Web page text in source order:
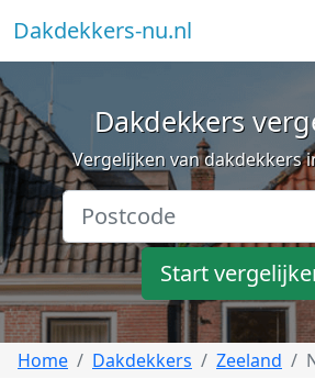
Dakdekkers-nu.nl
Dakdekkers
Vergelijken van dakdekkers
Start
Home Dakdekkers Zeeland